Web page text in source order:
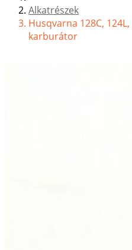
Alkatrészek
Husqvarna 128C, 124L,
karburátor